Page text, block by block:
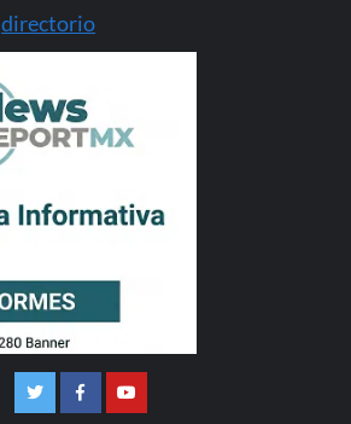
directorio
TwitterFacebookYoutube